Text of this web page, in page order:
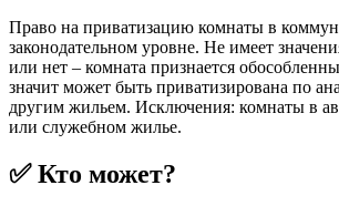
Право на приватизацию комнаты в
законодательном уровне. Не имеет
или нет – комната признается
значит может быть приватизирована по
другим жильем. Исключения: комнаты в
или служебном жилье.
✅ Кто может?